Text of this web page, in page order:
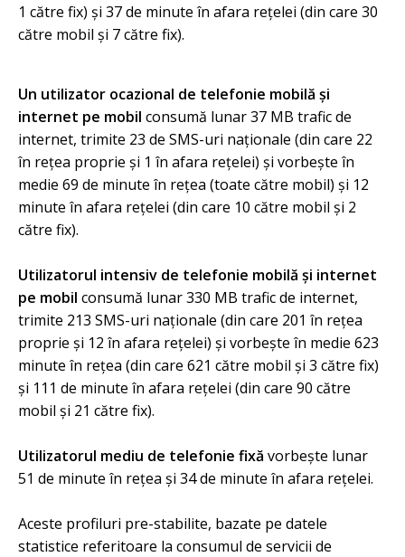
1 către fix) şi 37 de minute în afara reţelei (din care 30
către mobil şi 7 către fix).
Un utilizator ocazional de telefonie mobilă şi
internet pe mobil consumă lunar 37 MB trafic de
internet, trimite 23 de SMS-uri naţionale (din care 22
în reţea proprie şi 1 în afara reţelei) şi vorbeşte în
medie 69 de minute în reţea (toate către mobil) şi 12
minute în afara reţelei (din care 10 către mobil şi 2
către fix).
Utilizatorul intensiv de telefonie mobilă şi internet
pe mobil consumă lunar 330 MB trafic de internet,
trimite 213 SMS-uri naţionale (din care 201 în reţea
proprie şi 12 în afara reţelei) şi vorbeşte în medie 623
minute în reţea (din care 621 către mobil şi 3 către fix)
şi 111 de minute în afara reţelei (din care 90 către
mobil şi 21 către fix).
Utilizatorul mediu de telefonie fixă vorbeşte lunar
51 de minute în reţea şi 34 de minute în afara reţelei.
Aceste profiluri pre-stabilite, bazate pe datele
statistice referitoare la consumul de servicii de